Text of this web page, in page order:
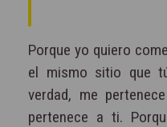
Porque yo quiero
el mismo sitio que
verdad, me
pertenece a ti.